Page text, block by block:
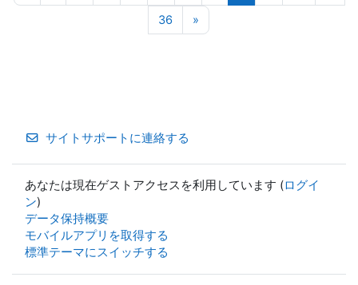
36ページ 36
»
サイトサポートに連絡する
あなたは現在ゲストアクセスを利用しています (ログイ
ン)
データ保持概要
モバイルアプリを取得する
標準テーマにスイッチする